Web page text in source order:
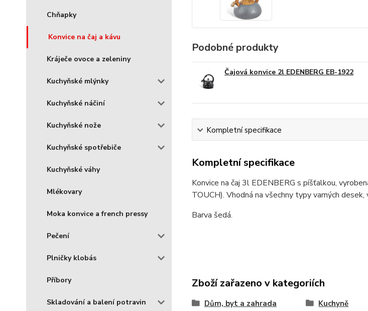
Chňapky
Konvice na čaj a kávu
Kráječe ovoce a zeleniny
Kuchyňské mlýnky
Kuchyňské náčiní
Kuchyňské nože
Kuchyňské spotřebiče
Kuchyňské váhy
Mlékovary
Moka konvice a french pressy
Pečení
Plničky klobás
Příbory
Skladování a balení potravin
Podobné produkty
Čajová konvice 2l EDENBERG EB-1922
Kompletní specifikace
Kompletní specifikace
Konvice na čaj 3l EDENBERG s píšťalkou,
TOUCH). Vhodná na všechny typy varných desek,
Barva šedá.
Zboží zařazeno v kategoriích
Dům, byt a zahrada Kuchyně